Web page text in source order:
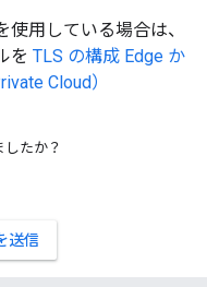
用している場合は、
を TLS の構成 Edge か
Cloud）
したか？
送信